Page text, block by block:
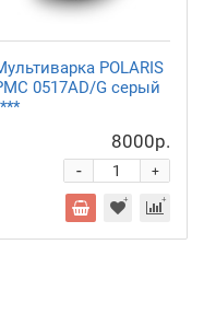
POLARIS
0517AD/G серый
8000р.
+
-